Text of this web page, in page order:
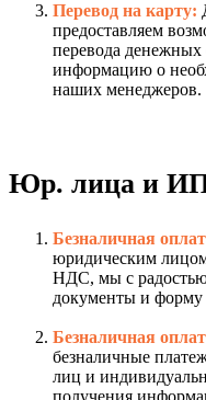
Перевод на карту:
предоставляем
перевода денежных
информацию о
наших менеджеров.
Юр. лица и
Безналичная
юридическим
НДС, мы с радостью
документы и форму
Безналичная
безналичные
лиц и